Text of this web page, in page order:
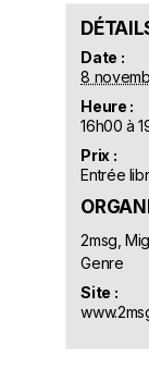
Date :
8
Heure :
16h00 à
Prix :
Entrée
2msg,
Genre
Site :